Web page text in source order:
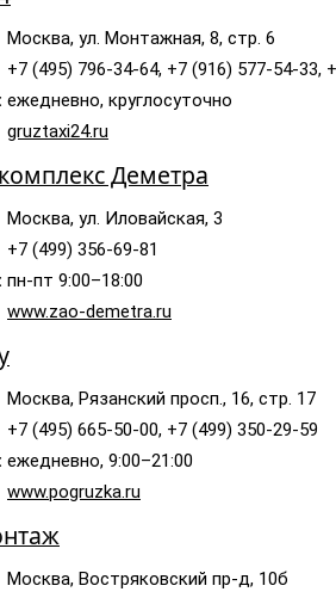
Москва, ул. Монтажная, 8, стр. 6
+7 (495) 796-34-64, +7 (916) 577-54-33,
ежедневно, круглосуточно
gruztaxi24.ru
Деметра
Москва, ул. Иловайская, 3
+7 (499) 356-69-81
пн-пт 9:00–18:00
www.zao-demetra.ru
Москва, Рязанский просп., 16, стр. 17
+7 (495) 665-50-00, +7 (499) 350-29-59
ежедневно, 9:00–21:00
www.pogruzka.ru
Москва, Востряковский пр-д, 10б